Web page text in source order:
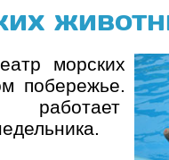
морских
побережье.